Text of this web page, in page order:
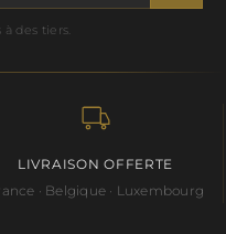
des tiers.
LIVRAISON OFFERTE
· Belgique · Luxembourg